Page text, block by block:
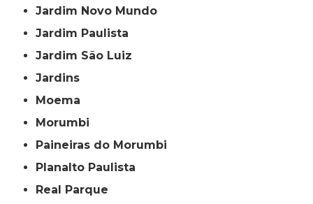
Jardim Novo Mundo
Jardim Paulista
Jardim São Luiz
Jardins
Moema
Morumbi
Paineiras do Morumbi
Planalto Paulista
Real Parque